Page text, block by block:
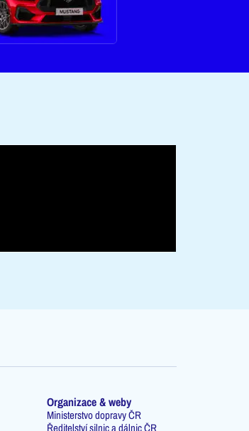
Organizace & weby
Ministerstvo dopravy ČR
Ředitelství silnic a dálnic ČR